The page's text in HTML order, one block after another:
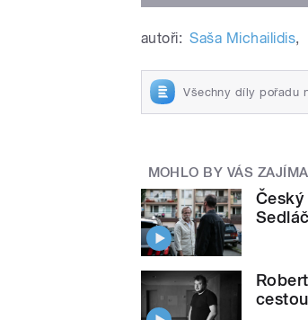
autoři: Saša Michailidis,
Všechny díly pořadu
MOHLO BY VÁS